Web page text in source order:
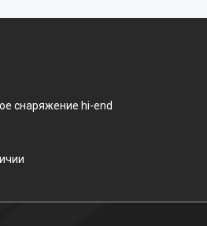
снаряжение hi-end